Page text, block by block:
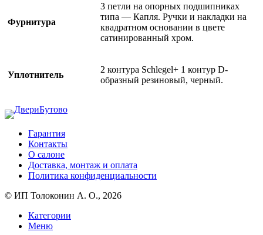
Фурнитура
3 петли на опорных подшипниках
типа — Капля. Ручки и накладки на
квадратном основании в цвете
сатинированный хром.
Уплотнитель
2 контура Schlegel+ 1 контур D-
образный резиновый, черный.
Гарантия
Контакты
О салоне
Доставка, монтаж и оплата
Политика конфиденциальности
© ИП Толоконин А. О., 2026
Категории
Меню